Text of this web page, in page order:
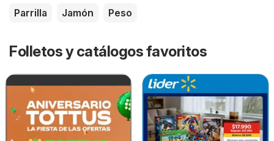
Parrilla Jamón Peso
Folletos y catálogos favoritos